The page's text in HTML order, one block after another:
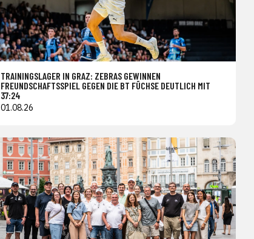
TRAININGSLAGER IN GRAZ: ZEBRAS GEWINNEN
FREUNDSCHAFTSSPIEL GEGEN DIE BT FÜCHSE DEUTLICH MIT
37:24
01.08.26